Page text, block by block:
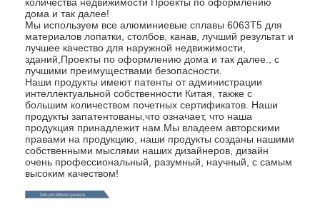
Алюминиевая Louvered пергола
Моторизованная алюминиевая пергола
Пергола из выдвижной ткани
Retractable тент
Легкая пергола
Электрический тент для солнцезащиты
Садовые автостоянки
дома и так далее!
Мы используем все алюминиевые сплавы 6063T5 для
материалов лопатки, столбов, канав, лучший результат и
лучшее качество для наружной недвижимости,
зданий,Проекты по оформлению дома и так далее., с
лучшими преимуществами безопасности.
Наши продукты имеют патенты от администрации
интеллектуальной собственности Китая, также с
большим количеством почетных сертификатов. Наши
продукты запатентованы,что означает, что наша
продукция принадлежит нам.Мы владеем авторскими
правами на продукцию, наши продукты созданы нашими
собственными мыслями наших дизайнеров, дизайн
очень профессиональный, разумный, научный, с самым
высоким качеством!